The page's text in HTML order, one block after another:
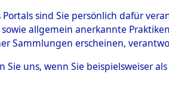
Portals sind Sie persönlich dafür
allgemein anerkannte
Sammlungen erscheinen,
Sie uns, wenn Sie beispielsweiser